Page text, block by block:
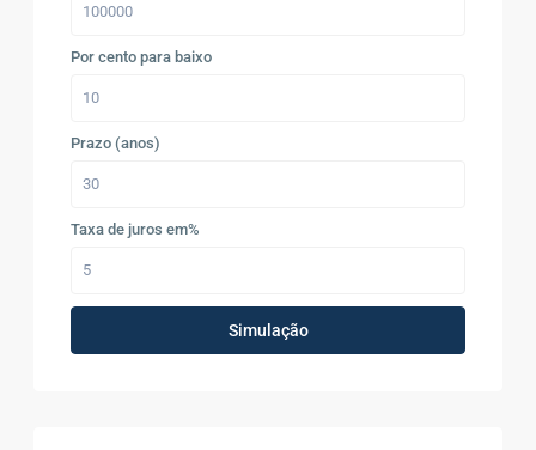
Por cento para baixo
Prazo (anos)
Taxa de juros em%
Simulação